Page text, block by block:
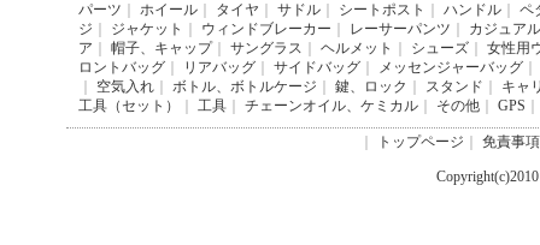
パーツ ホイール タイヤ サドル シートポスト ハンドル
ペ
ジ
ジャケット ウィンドブレーカー レーサーパンツ
カジュア
ア
帽子、キャップ｜ サングラス ヘルメット シューズ
女性用
ロントバッグ
リアバッグ サイドバッグ メッセンジャーバッグ
空気入れ ボトル、ボトルケージ 鍵、ロック スタンド
キャ
工具（セット）
工具 チェーンオイル、ケミカル その他 GPS
トップページ 免責事項